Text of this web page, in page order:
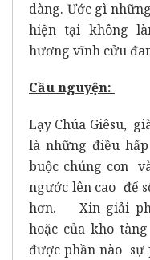
dàng. Ước gì
hiện tại không
hương vĩnh cửu
Cầu nguyện:
Lạy Chúa Giêsu,
là những điều
buộc chúng con
ngước lên cao để
hơn. Xin giải
hoặc của kho
được phần nào sự